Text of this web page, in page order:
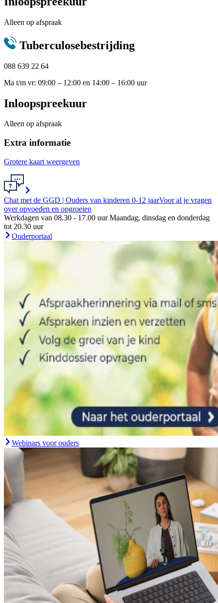
Alleen op afspraak
Tuberculosebestrijding
088 639 22 64
Ma t/m vr: 09:00 – 12:00 en 14:00 – 16:00 uur
Inloopspreekuur
Alleen op afspraak
Extra informatie
Grotere kaart weergeven
Chat met de GGD | Ouders van kinderen 0-12 jaarVoor al je vragen
over opvoeden en opgroeien
Werkdagen van 08.30 - 17.00 uur Maandag, dinsdag en donderdag
tot 20.30 uur
Ouderportaal
Webinars voor ouders